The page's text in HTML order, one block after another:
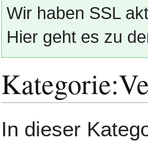
Wir haben SSL
Hier geht es zu
Kategorie:
Navigation
Suche
In dieser